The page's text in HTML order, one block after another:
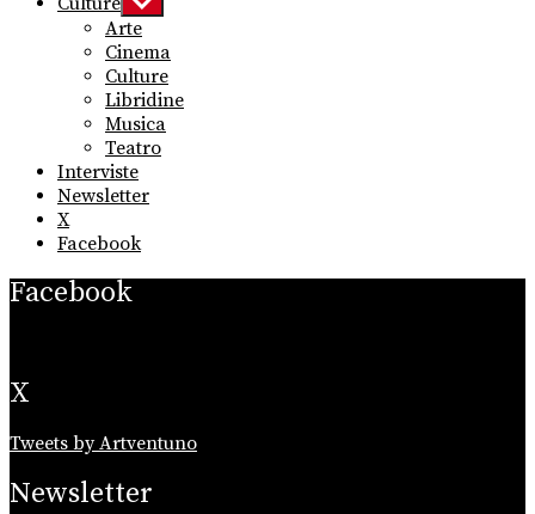
sub
menu
Arte
Cinema
Culture
Libridine
Musica
Teatro
Interviste
Newsletter
X
Facebook
Facebook
X
Tweets by Artventuno
Newsletter